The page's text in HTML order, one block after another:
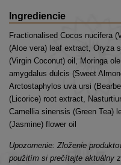
Ingrediencie
Fractionalised Cocos nucifera
(Aloe vera) leaf extract, Oryza
(Virgin Coconut) oil, Moringa
amygdalus dulcis (Sweet
Arctostaphylos uva ursi
(Licorice) root extract,
Camellia sinensis (Green Tea)
(Jasmine) flower oil
Upozornenie: Zloženie
použitím si prečítajte aktuálny